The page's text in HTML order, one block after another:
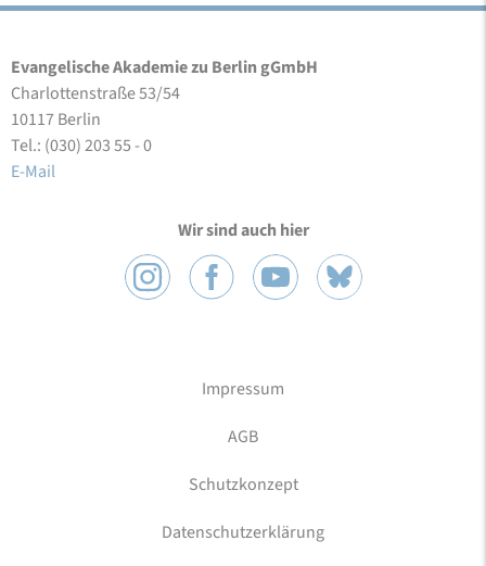
Evangelische Akademie zu Berlin gGmbH
Charlottenstraße 53/54
10117 Berlin
Tel.: (030) 203 55 - 0
E-Mail
Wir sind auch hier
Impressum
AGB
Schutzkonzept
Datenschutzerklärung